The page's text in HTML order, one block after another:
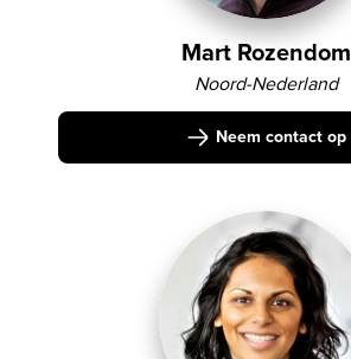
Mart Rozendom
Noord-Nederland
Neem contact op